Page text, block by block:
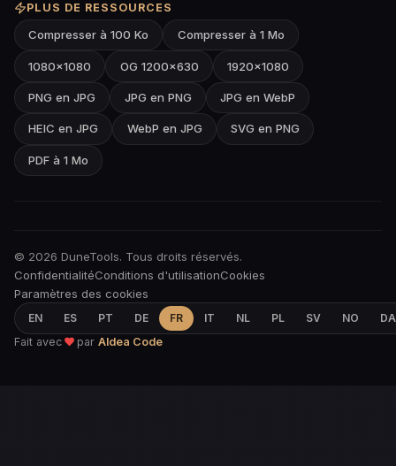
PLUS DE RESSOURCES
Compresser à 100 Ko Compresser à 1 Mo
1080×1080 OG 1200×630 1920×1080
PNG en JPG JPG en PNG JPG en WebP
HEIC en JPG WebP en JPG SVG en PNG
PDF à 1 Mo
© 2026 DuneTools. Tous droits réservés.
ConfidentialitéConditions d'utilisationCookies
Paramètres des cookies
EN ES PT DE FR IT NL PL SV NO
DA
Fait avec
par Aldea Code